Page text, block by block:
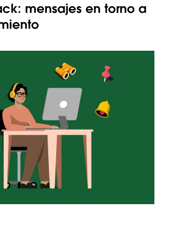
mensajes en torno a